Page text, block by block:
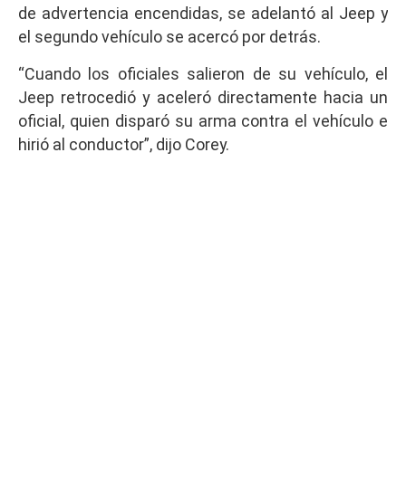
de advertencia encendidas, se adelantó al Jeep y
el segundo vehículo se acercó por detrás.
“Cuando los oficiales salieron de su vehículo, el
Jeep retrocedió y aceleró directamente hacia un
oficial, quien disparó su arma contra el vehículo e
hirió al conductor”, dijo Corey.